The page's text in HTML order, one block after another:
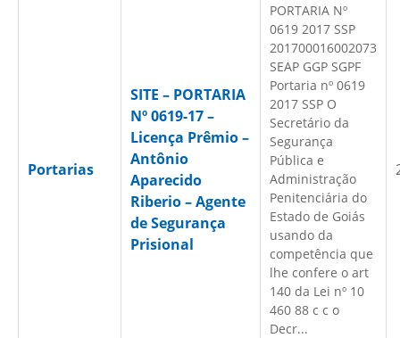
Portarias
SITE – PORTARIA
Nº 0619-17 –
Licença Prêmio –
Antônio
Aparecido
Riberio – Agente
de Segurança
Prisional
PORTARIA Nº
0619 2017 SSP
201700016002073
SEAP GGP SGPF
Portaria nº 0619
2017 SSP O
Secretário da
Segurança
Pública e
Administração
Penitenciária do
Estado de Goiás
usando da
competência que
lhe confere o art
140 da Lei nº 10
460 88 c c o
Decr...